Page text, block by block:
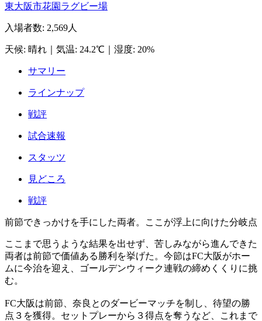
東大阪市花園ラグビー場
入場者数: 2,569人
天候: 晴れ 気温: 24.2℃ 湿度: 20%
サマリー
ラインナップ
戦評
試合速報
スタッツ
見どころ
戦評
前節できっかけを手にした両者。ここが浮上に向けた分岐点
ここまで思うような結果を出せず、苦しみながら進んできた
両者は前節で価値ある勝利を挙げた。今節はFC大阪がホー
ムに今治を迎え、ゴールデンウィーク連戦の締めくくりに挑
む。
FC大阪は前節、奈良とのダービーマッチを制し、待望の勝
点３を獲得。セットプレーから３得点を奪うなど、これまで